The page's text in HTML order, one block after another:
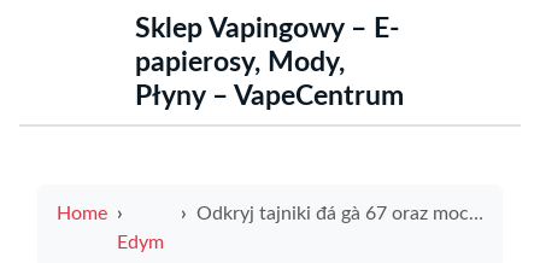
Sklep Vapingowy – E-
papierosy, Mody,
Płyny – VapeCentrum
Home
Edym
Odkryj tajniki đá gà 67 oraz moc soli w praktycznym przewodniku dla pasjonatów